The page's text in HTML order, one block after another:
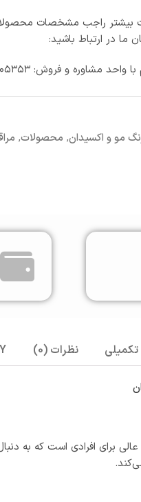
بیشتر راجب مشخصات
ما در ارتباط باشید:
و فروش: ۰۲۱۹۱۰۰۵۳۵۳- ۰۹۱۲۲۸۹۸۴۵۴
مو و اکسیدان, محصولات,
نظرات (0)
لیدی با غلظت 20 حجمی و حجم 180 میلی‌لیتر،